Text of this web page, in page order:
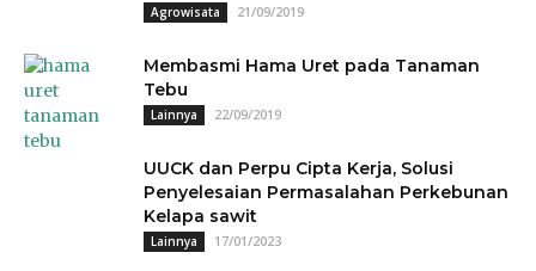
Agrowisata 21/09/2019
Membasmi Hama Uret pada Tanaman
Tebu
Lainnya 22/09/2019
UUCK dan Perpu Cipta Kerja, Solusi
Penyelesaian Permasalahan Perkebunan
Kelapa sawit
Lainnya 17/01/2023